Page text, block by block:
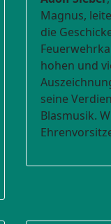
Magnus,
die
hohen und
seine
Blasmusik.